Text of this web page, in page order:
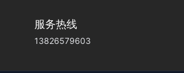
服务热线
13826579603